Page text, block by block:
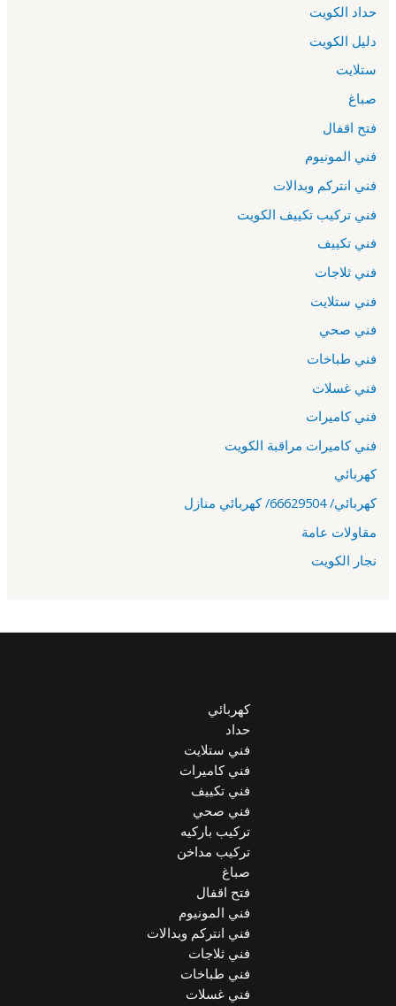
حداد الكويت
دليل الكويت
ستلايت
صباغ
فتح اقفال
فني المونيوم
فني انتركم وبدالات
فني تركيب تكييف الكويت
فني تكييف
فني ثلاجات
فني ستلايت
فني صحي
فني طباخات
فني غسلات
فني كاميرات
فني كاميرات مراقبة الكويت
كهربائي
كهربائي/ 66629504/ كهربائي منازل
مقاولات عامة
نجار الكويت
كهربائي
حداد
فني ستلايت
فني كاميرات
فني تكييف
فني صحي
تركيب باركيه
تركيب مداخن
صباغ
فتح اقفال
فني المونيوم
فني انتركم وبدالات
فني ثلاجات
فني طباخات
فني غسلات